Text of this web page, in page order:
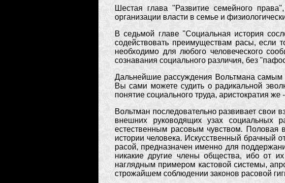
Шестая глава "Развитие семейного
организации власти в семье и
В седьмой главе "Социальная история
содействовать преимуществам расы, если
необходимо для любого человеческого
сознавания социального различия, без
Дальнейшие рассуждения Вольтмана самым
Вы сами можете судить о радикальной
понятие социального труда, аристократия
Вольтман последовательно развивает свои
внешних руководящих узах социальных
естественным расовым чувством. Половая
истории человека. Искусственный
расой, предназначен именно для
никакие другие члены общества, ибо от
наглядным примером кастовой системы,
строжайшем соблюдении законов расовой